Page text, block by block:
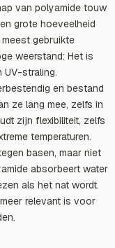
van polyamide touw
grote hoeveelheid
gebruikte
weerstand: Het is
UV-straling.
en bestand
ze lang mee, zelfs in
zijn flexibiliteit, zelfs
temperaturen.
basen, maar niet
absorbeert water
als het nat wordt.
relevant is voor